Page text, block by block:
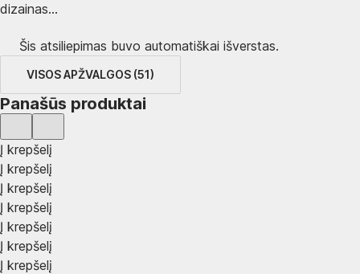
dizainas...
Šis atsiliepimas buvo automatiškai išverstas.
VISOS APŽVALGOS (51)
Panašūs produktai
Į krepšelį
Į krepšelį
Į krepšelį
Į krepšelį
Į krepšelį
Į krepšelį
Į krepšelį